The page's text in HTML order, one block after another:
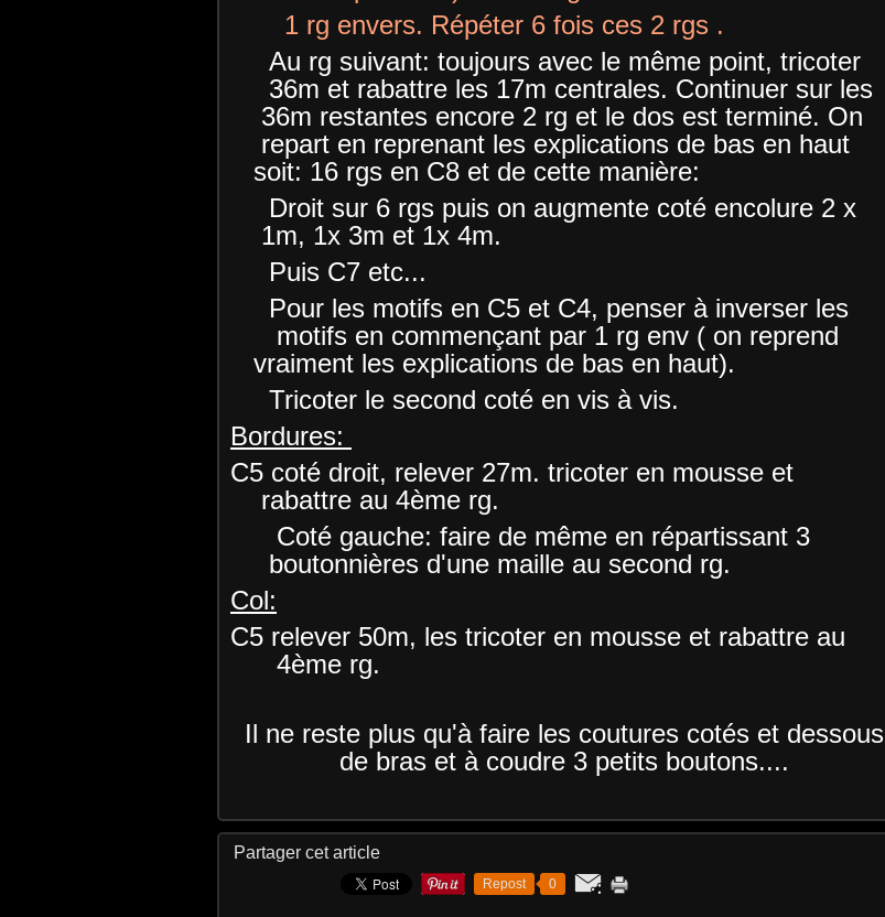
1 rg envers. Répéter 6 fois ces 2 rgs .
Au rg suivant: toujours avec le même point, tricoter
36m et rabattre les 17m centrales. Continuer sur les
36m restantes encore 2 rg et le dos est terminé. On
repart en reprenant les explications de bas en haut
soit: 16 rgs en C8 et de cette manière:
Droit sur 6 rgs puis on augmente coté encolure 2 x
1m, 1x 3m et 1x 4m.
Puis C7 etc...
Pour les motifs en C5 et C4, penser à inverser les
motifs en commençant par 1 rg env ( on reprend
vraiment les explications de bas en haut).
Tricoter le second coté en vis à vis.
Bordures:
C5 coté droit, relever 27m. tricoter en mousse et
rabattre au 4ème rg.
Coté gauche: faire de même en répartissant 3
boutonnières d'une maille au second rg.
Col:
C5 relever 50m, les tricoter en mousse et rabattre au
4ème rg.
Il ne reste plus qu'à faire les coutures cotés et dessous
de bras et à coudre 3 petits boutons....
Partager cet article
Repost 0